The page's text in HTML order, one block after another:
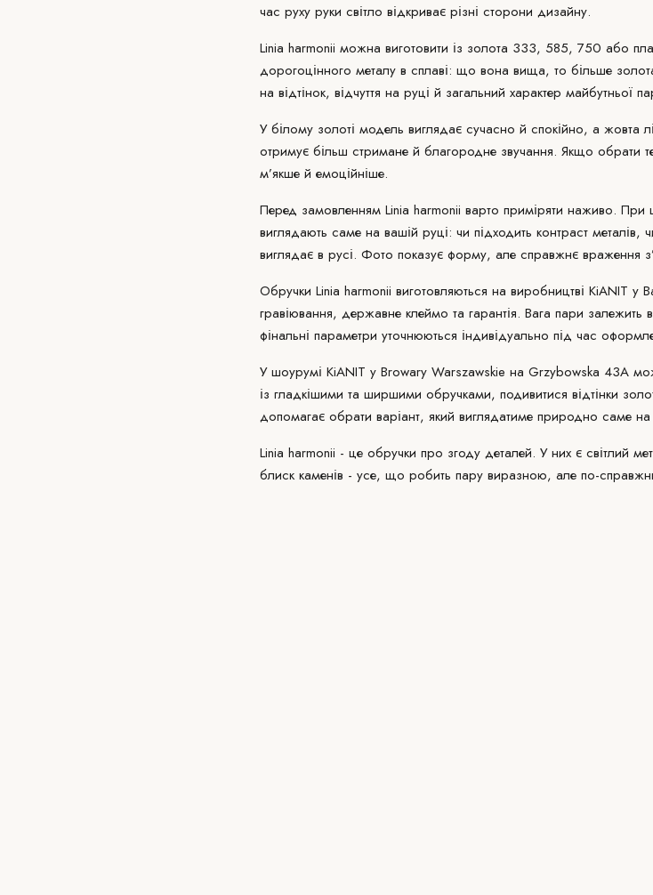
час руху руки світло відкриває різні сторони дизайну.
Linia harmonii можна виготовити із золота 333, 585, 750 або
дорогоцінного металу в сплаві: що вона вища, то більше
на відтінок, відчуття на руці й загальний характер майбутньої
У білому золоті модель виглядає сучасно й спокійно, а жовта
отримує більш стримане й благородне звучання. Якщо обрати
м’якше й емоційніше.
Перед замовленням Linia harmonii варто приміряти наживо.
виглядають саме на вашій руці: чи підходить контраст
виглядає в русі. Фото показує форму, але справжнє враження
Обручки Linia harmonii виготовляються на виробництві KiANIT у
гравіювання, державне клеймо та гарантія. Вага пари
фінальні параметри уточнюються індивідуально під час
Ушоурумі KiANIT у Browary Warszawskie на Grzybowska 43A
із гладкішими та ширшими обручками, подивитися відтінки
допомагає обрати варіант, який виглядатиме природно саме
Linia harmonii - це обручки про згоду деталей. У них є світлий
блиск каменів - усе, що робить пару виразною, але по-